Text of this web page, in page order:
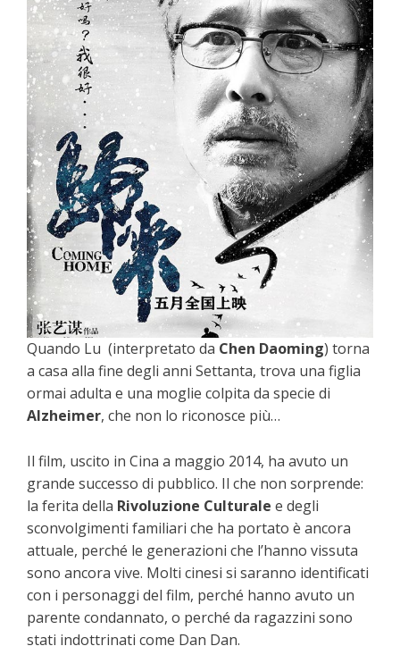
Quando Lu (interpretato da Chen Daoming) torna
a casa alla fine degli anni Settanta, trova una figlia
ormai adulta e una moglie colpita da specie di
Alzheimer, che non lo riconosce più…
Il film, uscito in Cina a maggio 2014, ha avuto un
grande successo di pubblico. Il che non sorprende:
la ferita della Rivoluzione Culturale e degli
sconvolgimenti familiari che ha portato è ancora
attuale, perché le generazioni che l’hanno vissuta
sono ancora vive. Molti cinesi si saranno identificati
con i personaggi del film, perché hanno avuto un
parente condannato, o perché da ragazzini sono
stati indottrinati come Dan Dan.